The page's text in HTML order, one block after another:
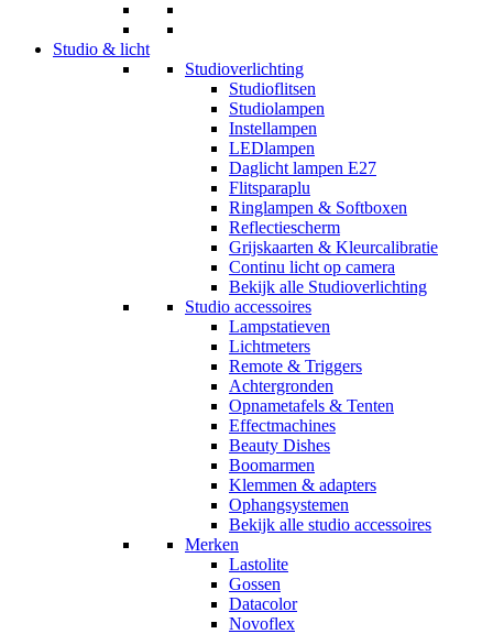
Studio & licht
Studioverlichting
Studioflitsen
Studiolampen
Instellampen
LEDlampen
Daglicht lampen E27
Flitsparaplu
Ringlampen & Softboxen
Reflectiescherm
Grijskaarten & Kleurcalibratie
Continu licht op camera
Bekijk alle Studioverlichting
Studio accessoires
Lampstatieven
Lichtmeters
Remote & Triggers
Achtergronden
Opnametafels & Tenten
Effectmachines
Beauty Dishes
Boomarmen
Klemmen & adapters
Ophangsystemen
Bekijk alle studio accessoires
Merken
Lastolite
Gossen
Datacolor
Novoflex